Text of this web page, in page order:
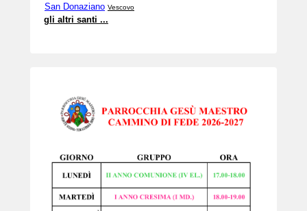
San Donaziano Vescovo
gli altri santi ...